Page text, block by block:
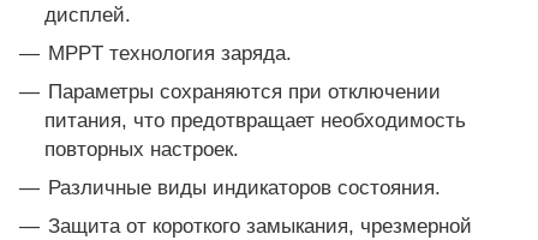
дисплей.
MPPT технология заряда.
Параметры сохраняются при отключении
питания, что предотвращает необходимость
повторных настроек.
Различные виды индикаторов состояния.
Защита от короткого замыкания, чрезмерной